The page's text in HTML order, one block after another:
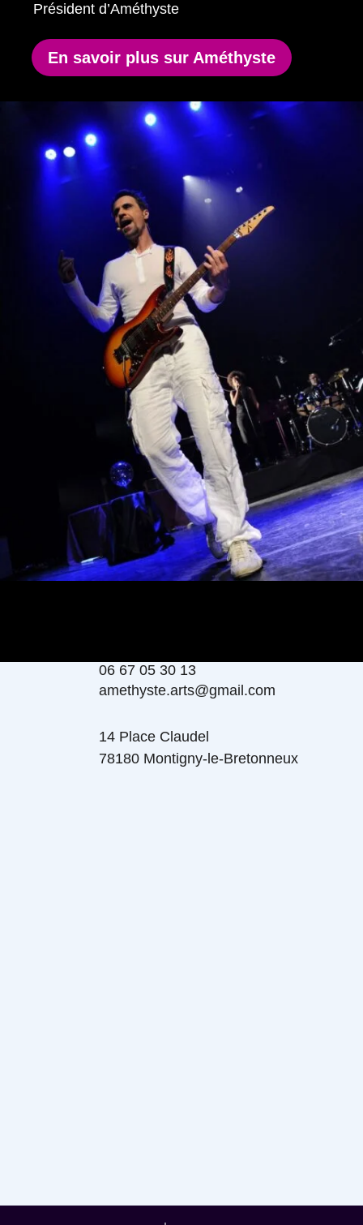
Président d’Améthyste
En savoir plus sur Améthyste
06 67 05 30 13
amethyste.arts@gmail.com
14 Place Claudel
78180 Montigny-le-Bretonneux